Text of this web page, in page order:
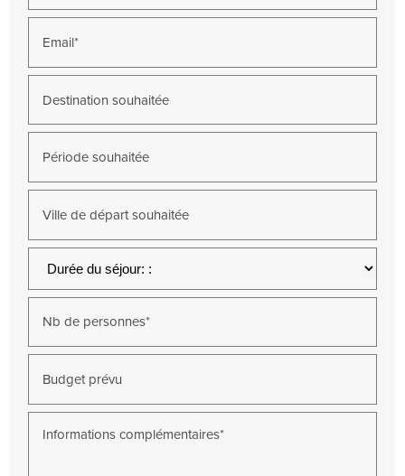
Email*
Destination souhaitée
Période souhaitée
Ville de départ souhaitée
Nb de personnes*
Budget prévu
Informations complémentaires*